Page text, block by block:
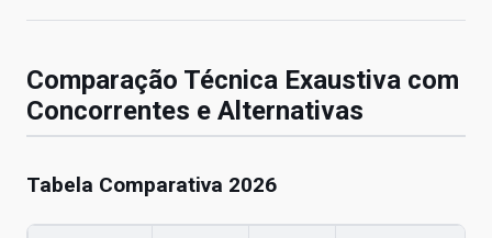
Comparação Técnica Exaustiva com
Concorrentes e Alternativas
Tabela Comparativa 2026